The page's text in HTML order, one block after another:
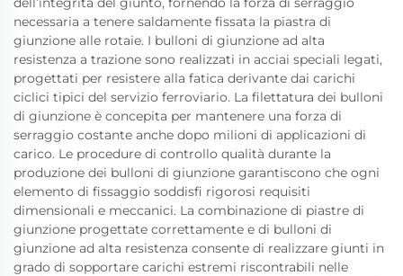
necessaria a tenere saldamente fissata la piastra di
giunzione alle rotaie. I bulloni di giunzione ad alta
resistenza a trazione sono realizzati in acciai speciali legati,
progettati per resistere alla fatica derivante dai carichi
ciclici tipici del servizio ferroviario. La filettatura dei bulloni
di giunzione è concepita per mantenere una forza di
serraggio costante anche dopo milioni di applicazioni di
carico. Le procedure di controllo qualità durante la
produzione dei bulloni di giunzione garantiscono che ogni
elemento di fissaggio soddisfi rigorosi requisiti
dimensionali e meccanici. La combinazione di piastre di
giunzione progettate correttamente e di bulloni di
giunzione ad alta resistenza consente di realizzare giunti in
grado di sopportare carichi estremi riscontrabili nelle